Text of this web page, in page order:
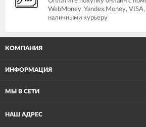
WebMoney, Yandex.Money,
наличными курьеру
КОМПАНИЯ
ИНФОРМАЦИЯ
МЫ В СЕТИ
НАШ АДРЕС